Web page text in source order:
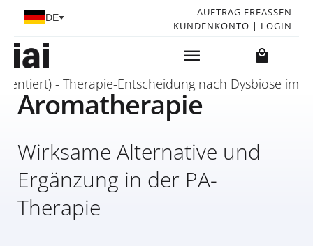
Sprache auswählen
DE
AUFTRAG ERFASSEN
KUNDENKONTO | LOGIN
- Therapie-Entscheidung nach Dysbiose im
Aromatherapie
Wirksame Alternative und
Ergänzung in der PA-
Therapie